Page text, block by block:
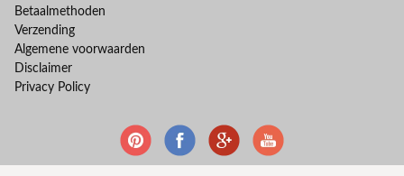
Betaalmethoden
Verzending
Algemene voorwaarden
Disclaimer
Privacy Policy